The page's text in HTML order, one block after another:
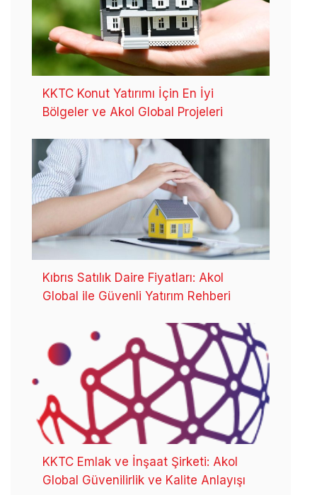
KKTC Konut Yatırımı İçin En İyi
Bölgeler ve Akol Global Projeleri
Kıbrıs Satılık Daire Fiyatları: Akol
Global ile Güvenli Yatırım Rehberi
KKTC Emlak ve İnşaat Şirketi: Akol
Global Güvenilirlik ve Kalite Anlayışı